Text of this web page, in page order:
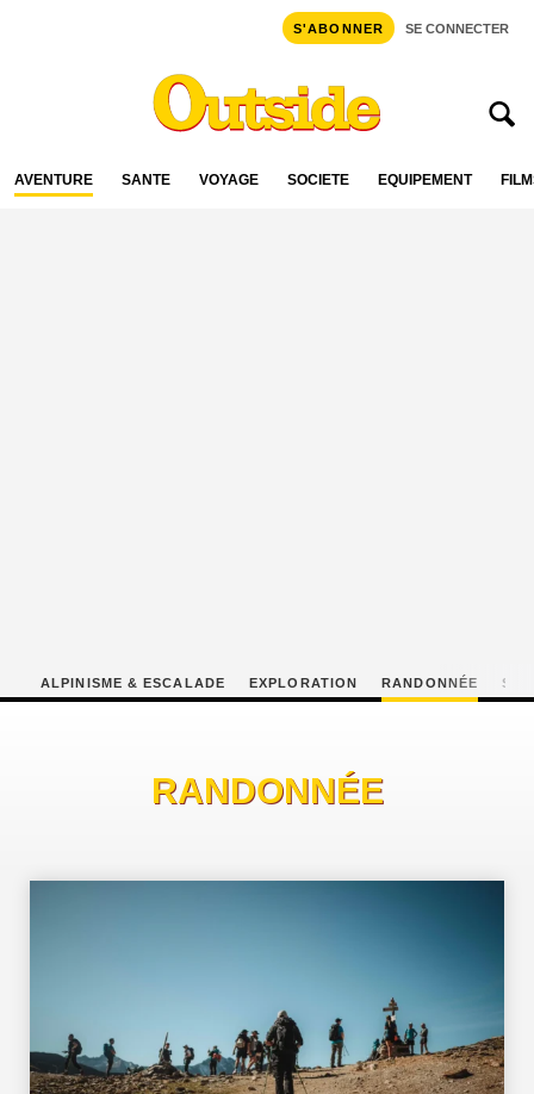
S'ABONNER SE CONNECTER
AVENTURE SANTÉ VOYAGE SOCIÉTÉ ÉQUIPEMENT
ALPINISME & ESCALADE EXPLORATION RANDONNÉE
RANDONNÉE